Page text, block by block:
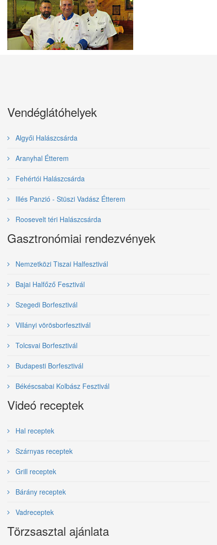
Vendéglátóhelyek
Algyői Halászcsárda
Aranyhal Étterem
Fehértói Halászcsárda
Illés Panzió - Stüszi Vadász Étterem
Roosevelt téri Halászcsárda
Gasztronómiai rendezvények
Nemzetközi Tiszai Halfesztivál
Bajai Halfőző Fesztivál
Szegedi Borfesztivál
Villányi vörösborfesztivál
Tolcsvai Borfesztivál
Budapesti Borfesztivál
Békéscsabai Kolbász Fesztivál
Videó receptek
Hal receptek
Szárnyas receptek
Grill receptek
Bárány receptek
Vadreceptek
Törzsasztal ajánlata